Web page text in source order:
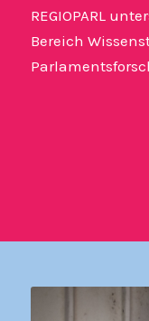
REGIOPARL
Bereich